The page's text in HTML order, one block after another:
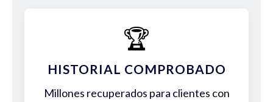
🏆
HISTORIAL COMPROBADO
Millones recuperados para clientes con